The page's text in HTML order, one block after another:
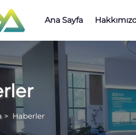
Ana Sayfa
> Haberler